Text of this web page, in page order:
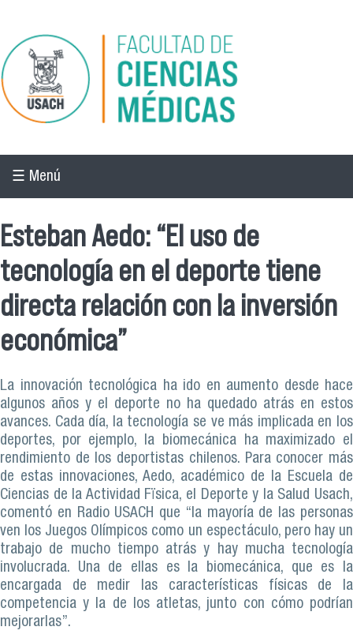
Pasar al contenido principal
☰ Menú
Esteban Aedo: “El uso de
tecnología en el deporte tiene
directa relación con la inversión
económica”
La innovación tecnológica ha ido en aumento desde hace
algunos años y el deporte no ha quedado atrás en estos
avances. Cada día, la tecnología se ve más implicada en los
deportes, por ejemplo, la biomecánica ha maximizado el
rendimiento de los deportistas chilenos. Para conocer más
de estas innovaciones, Aedo, académico de la Escuela de
Ciencias de la Actividad Fïsica, el Deporte y la Salud Usach,
comentó en Radio USACH que “la mayoría de las personas
ven los Juegos Olímpicos como un espectáculo, pero hay un
trabajo de mucho tiempo atrás y hay mucha tecnología
involucrada. Una de ellas es la biomecánica, que es la
encargada de medir las características físicas de la
competencia y la de los atletas, junto con cómo podrían
mejorarlas”.